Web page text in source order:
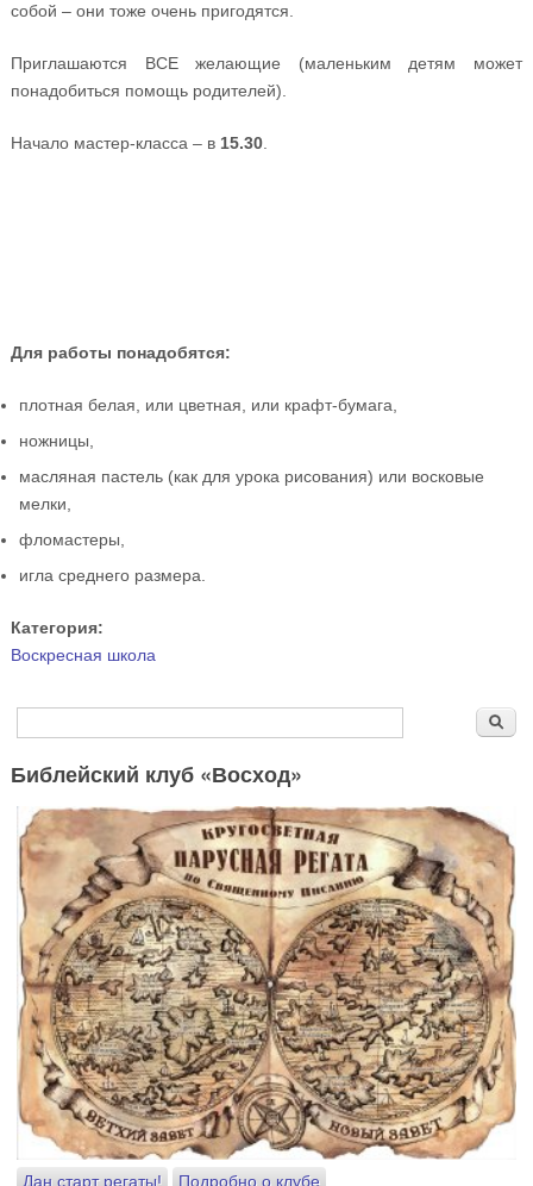
собой – они тоже очень пригодятся.
Приглашаются ВСЕ желающие (маленьким детям может
понадобиться помощь родителей).
Начало мастер-класса – в 15.30.
Для работы понадобятся:
плотная белая, или цветная, или крафт-бумага,
ножницы,
масляная пастель (как для урока рисования) или восковые
мелки,
фломастеры,
игла среднего размера.
Категория:
Воскресная школа
Форма поиска
Библейский клуб «Восход»
Дан старт регаты! Подробно о клубе